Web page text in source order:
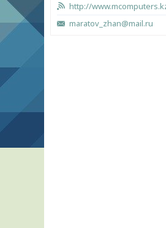
http://
maratov_zhan@mail.ru